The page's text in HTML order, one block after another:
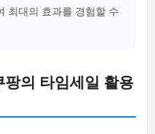
최대의 효과를 경험할 수
의 타임세일 활용